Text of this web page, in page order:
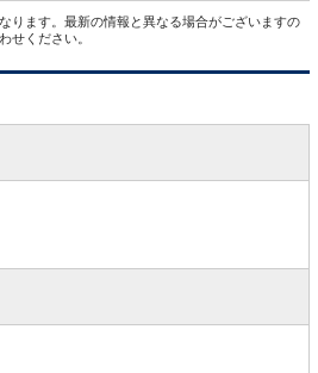
ります。最新の情報と異なる場合がございますの
せください。